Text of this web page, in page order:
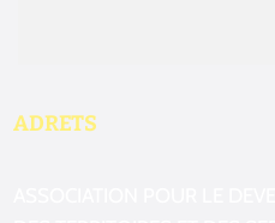
ADRETS